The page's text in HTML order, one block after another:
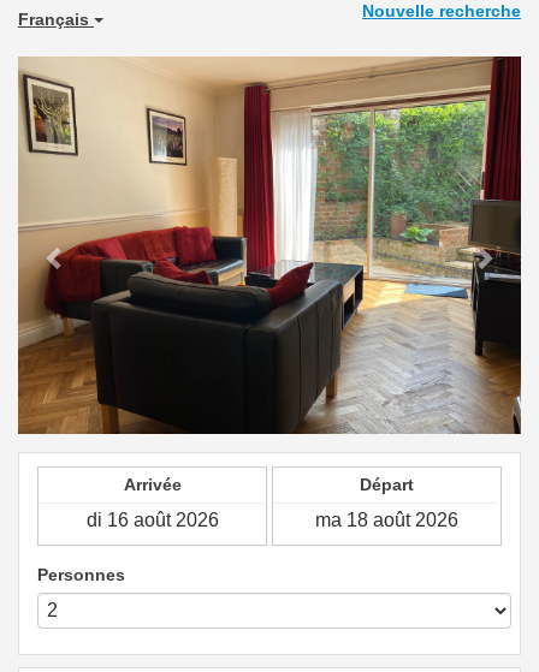
Français Nouvelle recherche
Next
Arrivée Départ
Personnes